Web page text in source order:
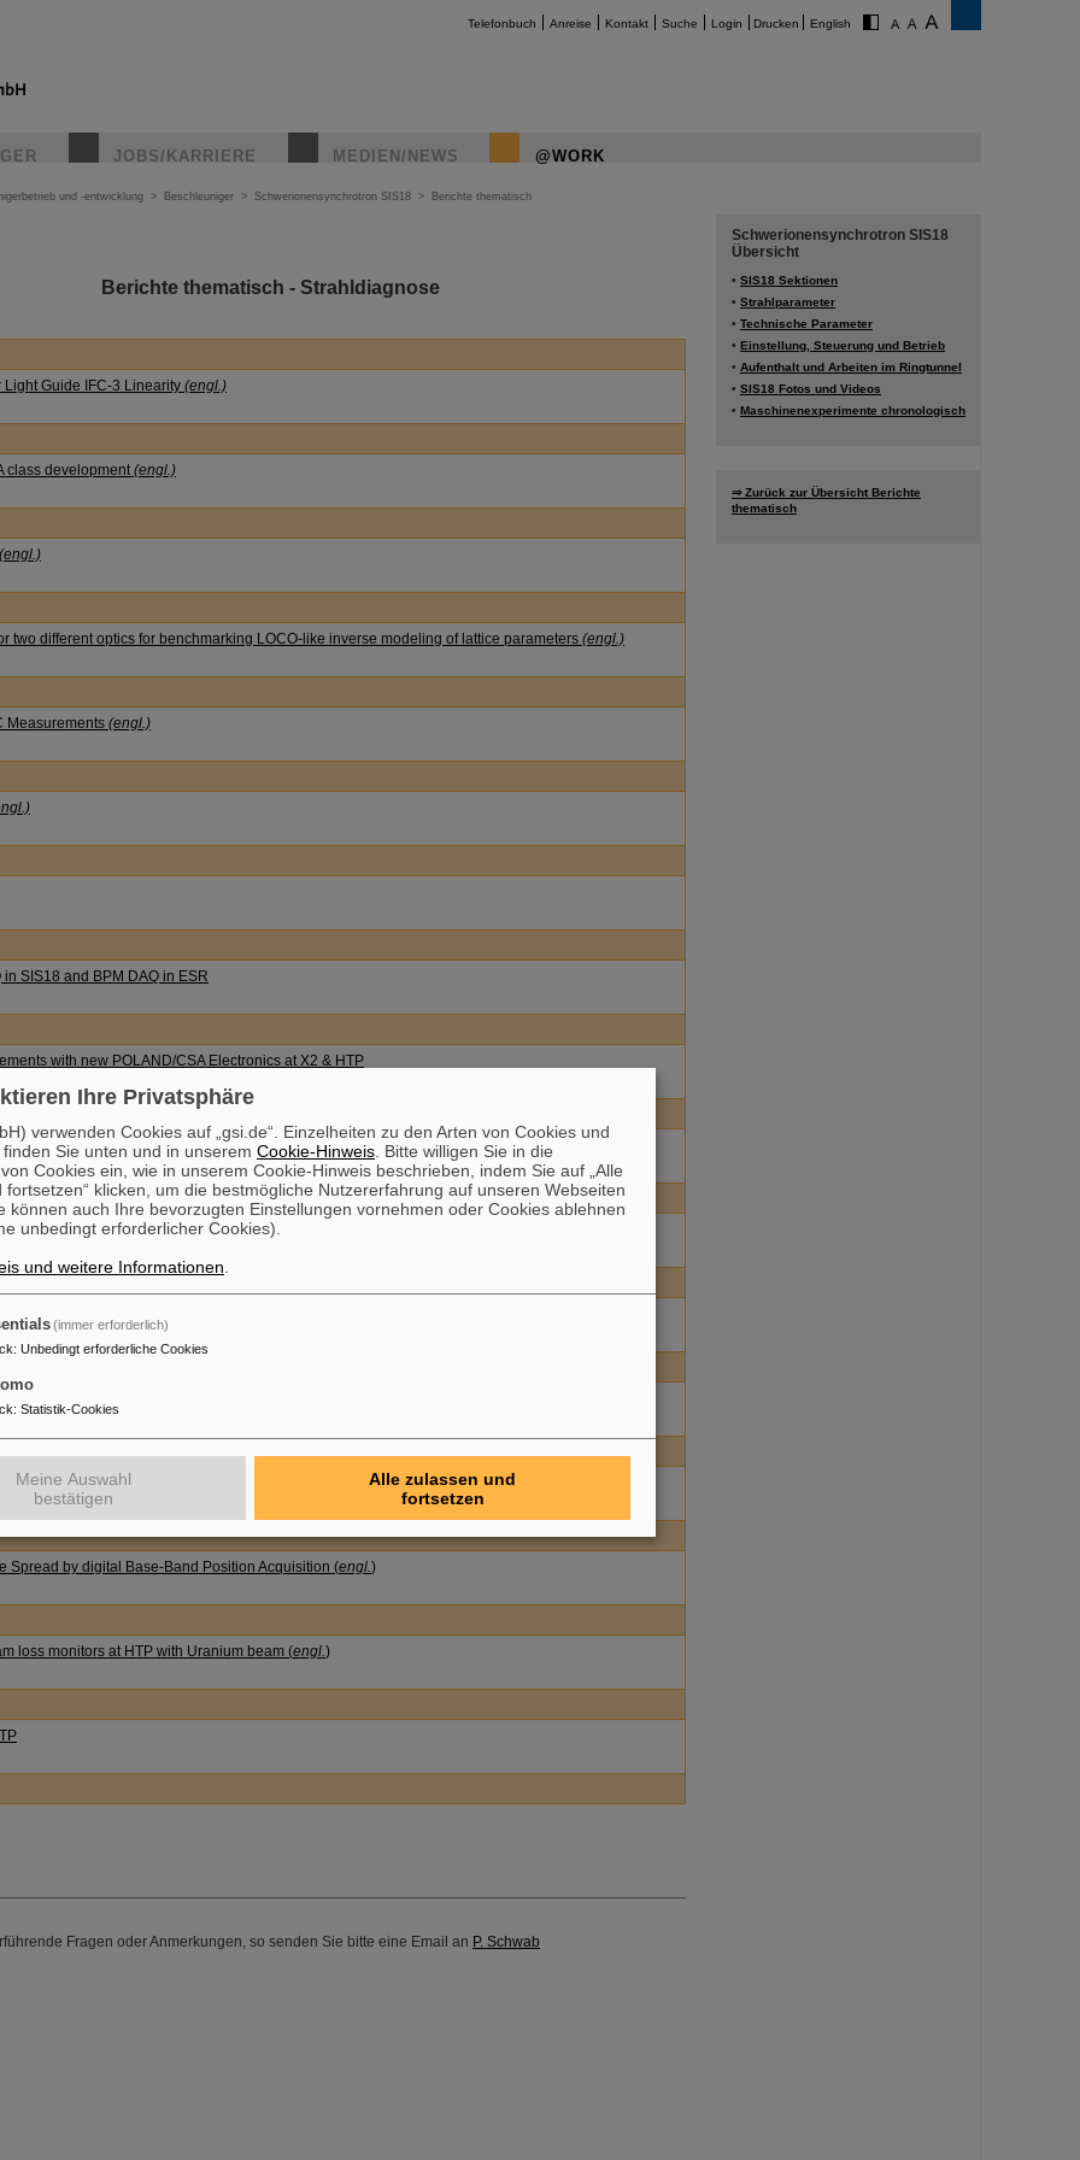
Telefonbuch Anreise Kontakt Suche Login Drucken English
JOBS/KARRIERE MEDIEN/NEWS @WORK
und -entwicklung > Beschleuniger > Schwerionensynchrotron SIS18 > Berichte thematisch
Berichte thematisch - Strahldiagnose
Guide IFC-3 Linearity (engl.)
class development(engl.)
(engl.)
two different optics for benchmarking LOCO-like inverse modeling of lattice parameters (engl.)
Measurements (engl.)
in SIS18 and BPM DAQ in ESR
with new POLAND/CSA Electronics at X2 & HTP
for pB Target & Separator
with new RT Electronics at HTP
new RT Electronics at HTP
for FAIR Accelerators (
Spread by digital Base-Band Position Acquisition (engl.)
loss monitors at HTP with Uranium beam (engl.)
Fragen oder Anmerkungen, so senden Sie bitte eine Email an P. Schwab
Schwerionensynchrotron SIS18
Übersicht
• SIS18 Sektionen
• Strahlparameter
• Technische Parameter
• Einstellung, Steuerung und Betrieb
• Aufenthalt und Arbeiten im Ringtunnel
• SIS18 Fotos und Videos
• Maschinenexperimente chronologisch
⇒ Zurück zur Übersicht Berichte
thematisch
Ihre Privatsphäre
verwenden Cookies auf „gsi.de“. Einzelheiten zu den Arten von Cookies und
Sie unten und in unserem Cookie-Hinweis . Bitte willigen Sie in die
Cookies ein, wie in unserem Cookie-Hinweis beschrieben, indem Sie auf „Alle
fortsetzen“ klicken, um die bestmögliche Nutzererfahrung auf unseren Webseiten
können auch Ihre bevorzugten Einstellungen vornehmen oder Cookies ablehnen
unbedingt erforderlicher Cookies).
und weitere Informationen
(immer erforderlich)
: Unbedingt erforderliche Cookies
: Statistik-Cookies
Meine Auswahl
bestätigen
Alle zulassen und
fortsetzen